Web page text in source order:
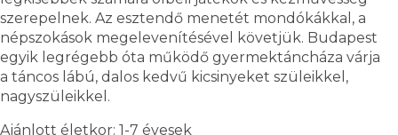
szerepelnek. Az esztendő menetét mondókákkal, a
népszokások megelevenítésével követjük. Budapest
egyik legrégebb óta működő gyermektáncháza várja
a táncos lábú, dalos kedvű kicsinyeket szüleikkel,
nagyszüleikkel.
Ajánlott életkor: 1-7 évesek